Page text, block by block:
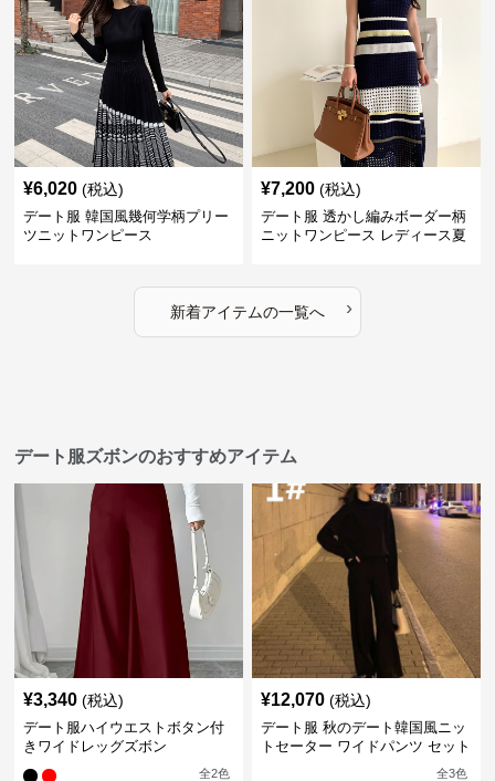
¥6,020 (税込)
デート服 韓国風幾何学柄プリー
ツニットワンピース
¥7,200 (税込)
デート服 透かし編みボーダー柄
ニットワンピース レディース夏
新着アイテムの一覧へ ›
デート服ズボンのおすすめアイテム
¥3,340 (税込)
デート服ハイウエストボタン付
きワイドレッグズボン
全2色
¥12,070 (税込)
デート服 秋のデート韓国風ニッ
トセーター ワイドパンツ セット
全3色